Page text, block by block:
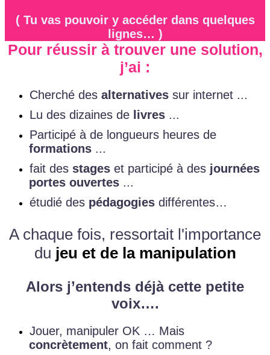
( Tu vas pouvoir y accéder dans quelques
lignes… )
Pour réussir à trouver une solution,
j’ai :
Cherché des alternatives sur internet ...
Lu des dizaines de livres ...
Participé à de longueurs heures de
formations ...
fait des stages et participé à des journées
portes ouvertes ...
étudié des pédagogies différentes…
A chaque fois, ressortait l'importance
du jeu et de la manipulation
Alors j’entends déjà cette petite
voix….
Jouer, manipuler OK … Mais
concrètement, on fait comment ?